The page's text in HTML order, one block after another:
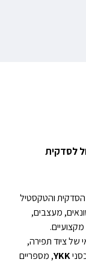
לסדקית
והטקסטיל
מעצבים,
של ציוד תפירה,
YKK, מספריים